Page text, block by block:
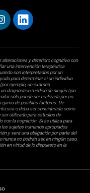
alteraciones y deterioro cognitivo con
una intervención terapéutica
son interpretados por un
para determinar si un individuo
ejemplo, un examen
diagnóstico médico de ningún tipo.
sólo puede ser realizada por un
gama de posibles factores. De
sea o deba ser considerada como
ser utilizado para estudios de
con la cognición. Si se utiliza para
los sujetos humanos apropiados
y será una obligación por parte del
no podrán ser, en ningún caso,
en virtud de lo dispuesto en la